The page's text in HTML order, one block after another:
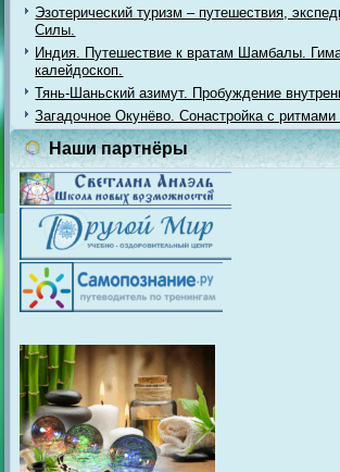
Эзотерический туризм – путешествия,
Силы.
Индия. Путешествие к вратам Шамбалы.
калейдоскоп.
Тянь-Шаньский азимут. Пробуждение
Загадочное Окунёво. Сонастройка с ритмами
Наши партнёры